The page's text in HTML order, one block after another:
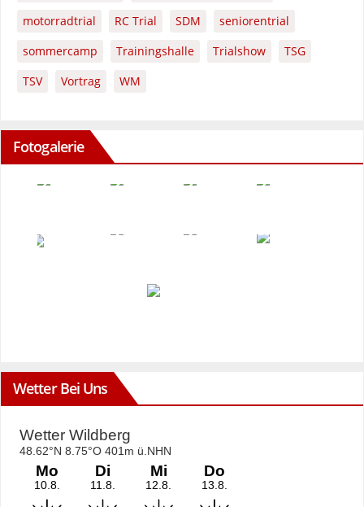
motorradtrial
RC Trial SDM
seniorentrial
sommercamp
Trainingshalle Trialshow
TSG
TSV
Vortrag WM
Fotogalerie
Wetter Bei Uns